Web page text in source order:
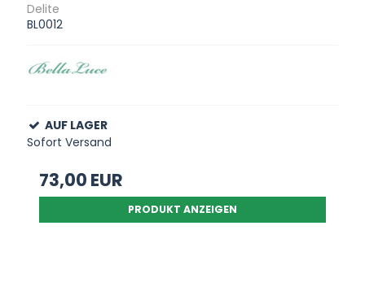
Delite
BL0012
AUF LAGER
Sofort Versand
73,00 EUR
PRODUKT ANZEIGEN